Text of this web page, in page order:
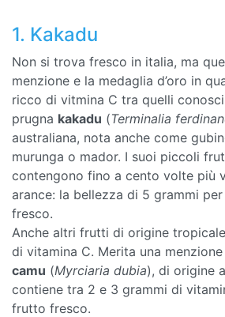
1. Kakadu
Non si trova fresco in italia, ma
menzione e la medaglia d’oro in
ricco di vitmina C tra quelli
prugna kakadu (Terminalia
australiana, nota anche come
murunga o mador. I suoi piccoli
contengono fino a cento volte più
arance: la bellezza di 5 grammi
fresco.
Anche altri frutti di origine
di vitamina C. Merita una
camu (Myrciaria dubia), di origine
contiene tra 2 e 3 grammi di
frutto fresco.